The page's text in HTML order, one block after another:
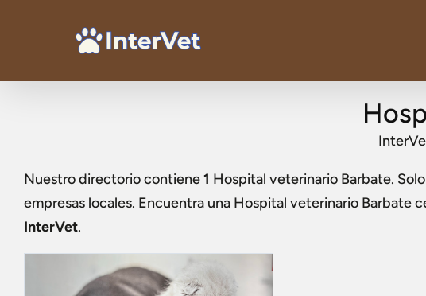
Nuestro directorio contiene1 Hospital veterinario Barbate.
empresas locales. Encuentra una Hospital veterinario Barbate
InterVet.